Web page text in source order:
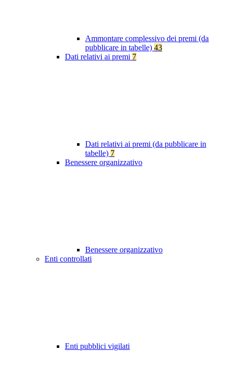
Ammontare complessivo dei premi (da
pubblicare in tabelle) 43
Dati relativi ai premi 7
Dati relativi ai premi (da pubblicare in
tabelle) 7
Benessere organizzativo
Benessere organizzativo
Enti controllati
Enti pubblici vigilati